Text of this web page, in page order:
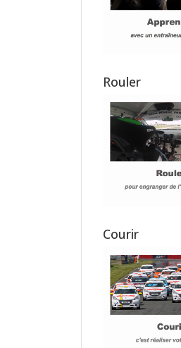
Rouler
Courir